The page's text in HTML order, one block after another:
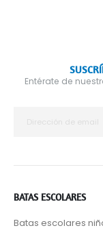
Entérate de
BATAS ESCOLARES
Batas escolares